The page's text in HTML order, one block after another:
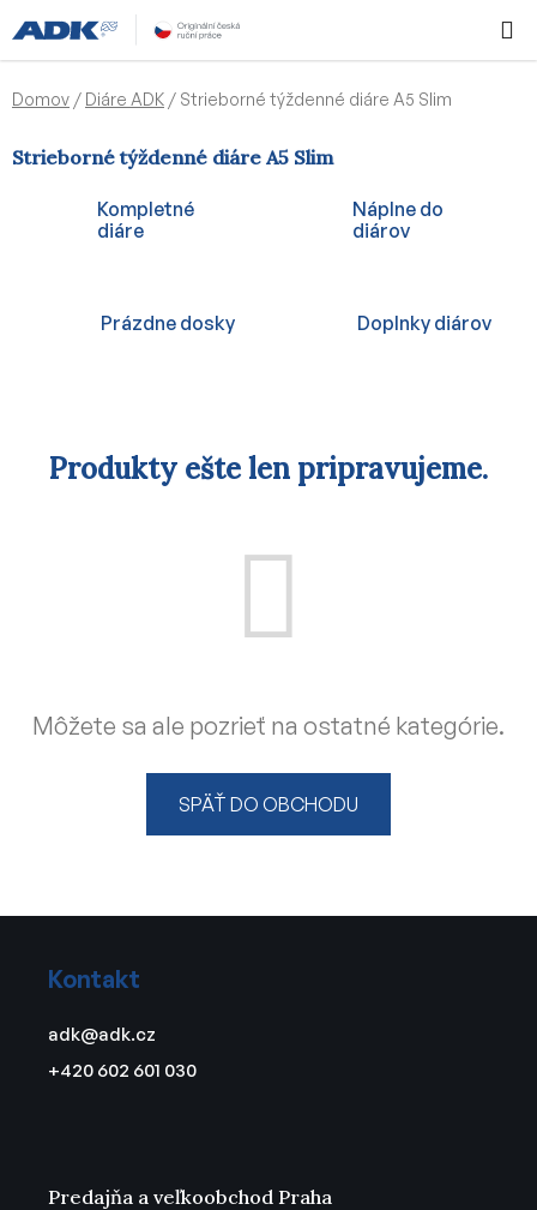
na
obsah
KOŠÍK
Domov / Diáre ADK / Strieborné týždenné diáre A5 Slim
Strieborné týždenné diáre A5 Slim
Kompletné
diáre
Náplne do
diárov
Prázdne dosky Doplnky diárov
Produkty ešte len pripravujeme.
Môžete sa ale pozrieť na ostatné kategórie.
SPÄŤ DO OBCHODU
Kontakt
adk@adk.cz
+420 602 601 030
Predajňa a veľkoobchod Praha